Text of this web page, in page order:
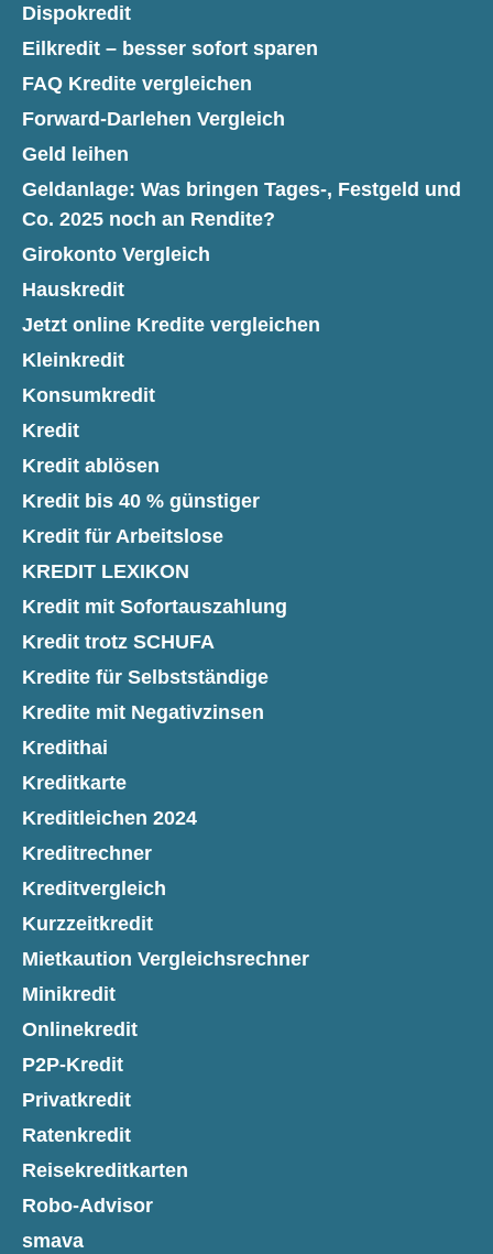
Dispokredit
Eilkredit – besser sofort sparen
FAQ Kredite vergleichen
Forward-Darlehen Vergleich
Geld leihen
Geldanlage: Was bringen Tages-, Festgeld und
Co. 2025 noch an Rendite?
Girokonto Vergleich
Hauskredit
Jetzt online Kredite vergleichen
Kleinkredit
Konsumkredit
Kredit
Kredit ablösen
Kredit bis 40 % günstiger
Kredit für Arbeitslose
KREDIT LEXIKON
Kredit mit Sofortauszahlung
Kredit trotz SCHUFA
Kredite für Selbstständige
Kredite mit Negativzinsen
Kredithai
Kreditkarte
Kreditleichen 2024
Kreditrechner
Kreditvergleich
Kurzzeitkredit
Mietkaution Vergleichsrechner
Minikredit
Onlinekredit
P2P-Kredit
Privatkredit
Ratenkredit
Reisekreditkarten
Robo-Advisor
smava